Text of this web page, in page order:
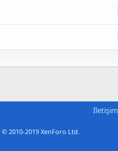
İletişim
© 2010-2019 XenForo Ltd.